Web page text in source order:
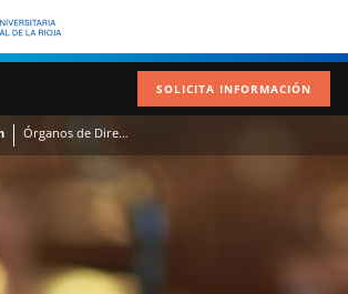
SOLICITA INFORMACIÓN
Órganos de Dirección y Gobierno